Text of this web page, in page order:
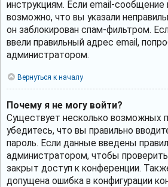
инструкциям. Если email-сообщение
возможно, что вы указали
он заблокирован спам-фильтром.
ввели правильный адрес email,
администратором.
Вернуться к началу
Почему я не могу войти?
Существует несколько возможных
убедитесь, что вы правильно
пароль. Если данные введены
администратором, чтобы
закрыт доступ к конференции.
допущена ошибка в конфигурации